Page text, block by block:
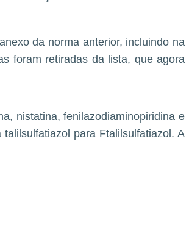
da norma anterior, incluindo na
foram retiradas da lista, que agora
nistatina, fenilazodiaminopiridina e
para Ftalilsulfatiazol. A